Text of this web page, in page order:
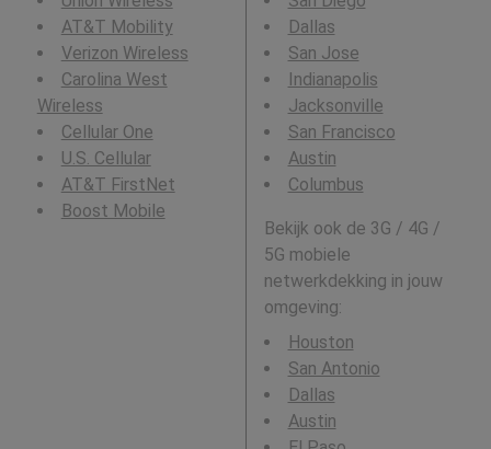
AT&T Mobility
Verizon Wireless
Carolina West
Wireless
Cellular One
U.S. Cellular
AT&T FirstNet
Boost Mobile
Dallas
San Jose
Indianapolis
Jacksonville
San Francisco
Austin
Columbus
Bekijk ook de 3G / 4G /
5G mobiele
netwerkdekking in jouw
omgeving:
Houston
San Antonio
Dallas
Austin